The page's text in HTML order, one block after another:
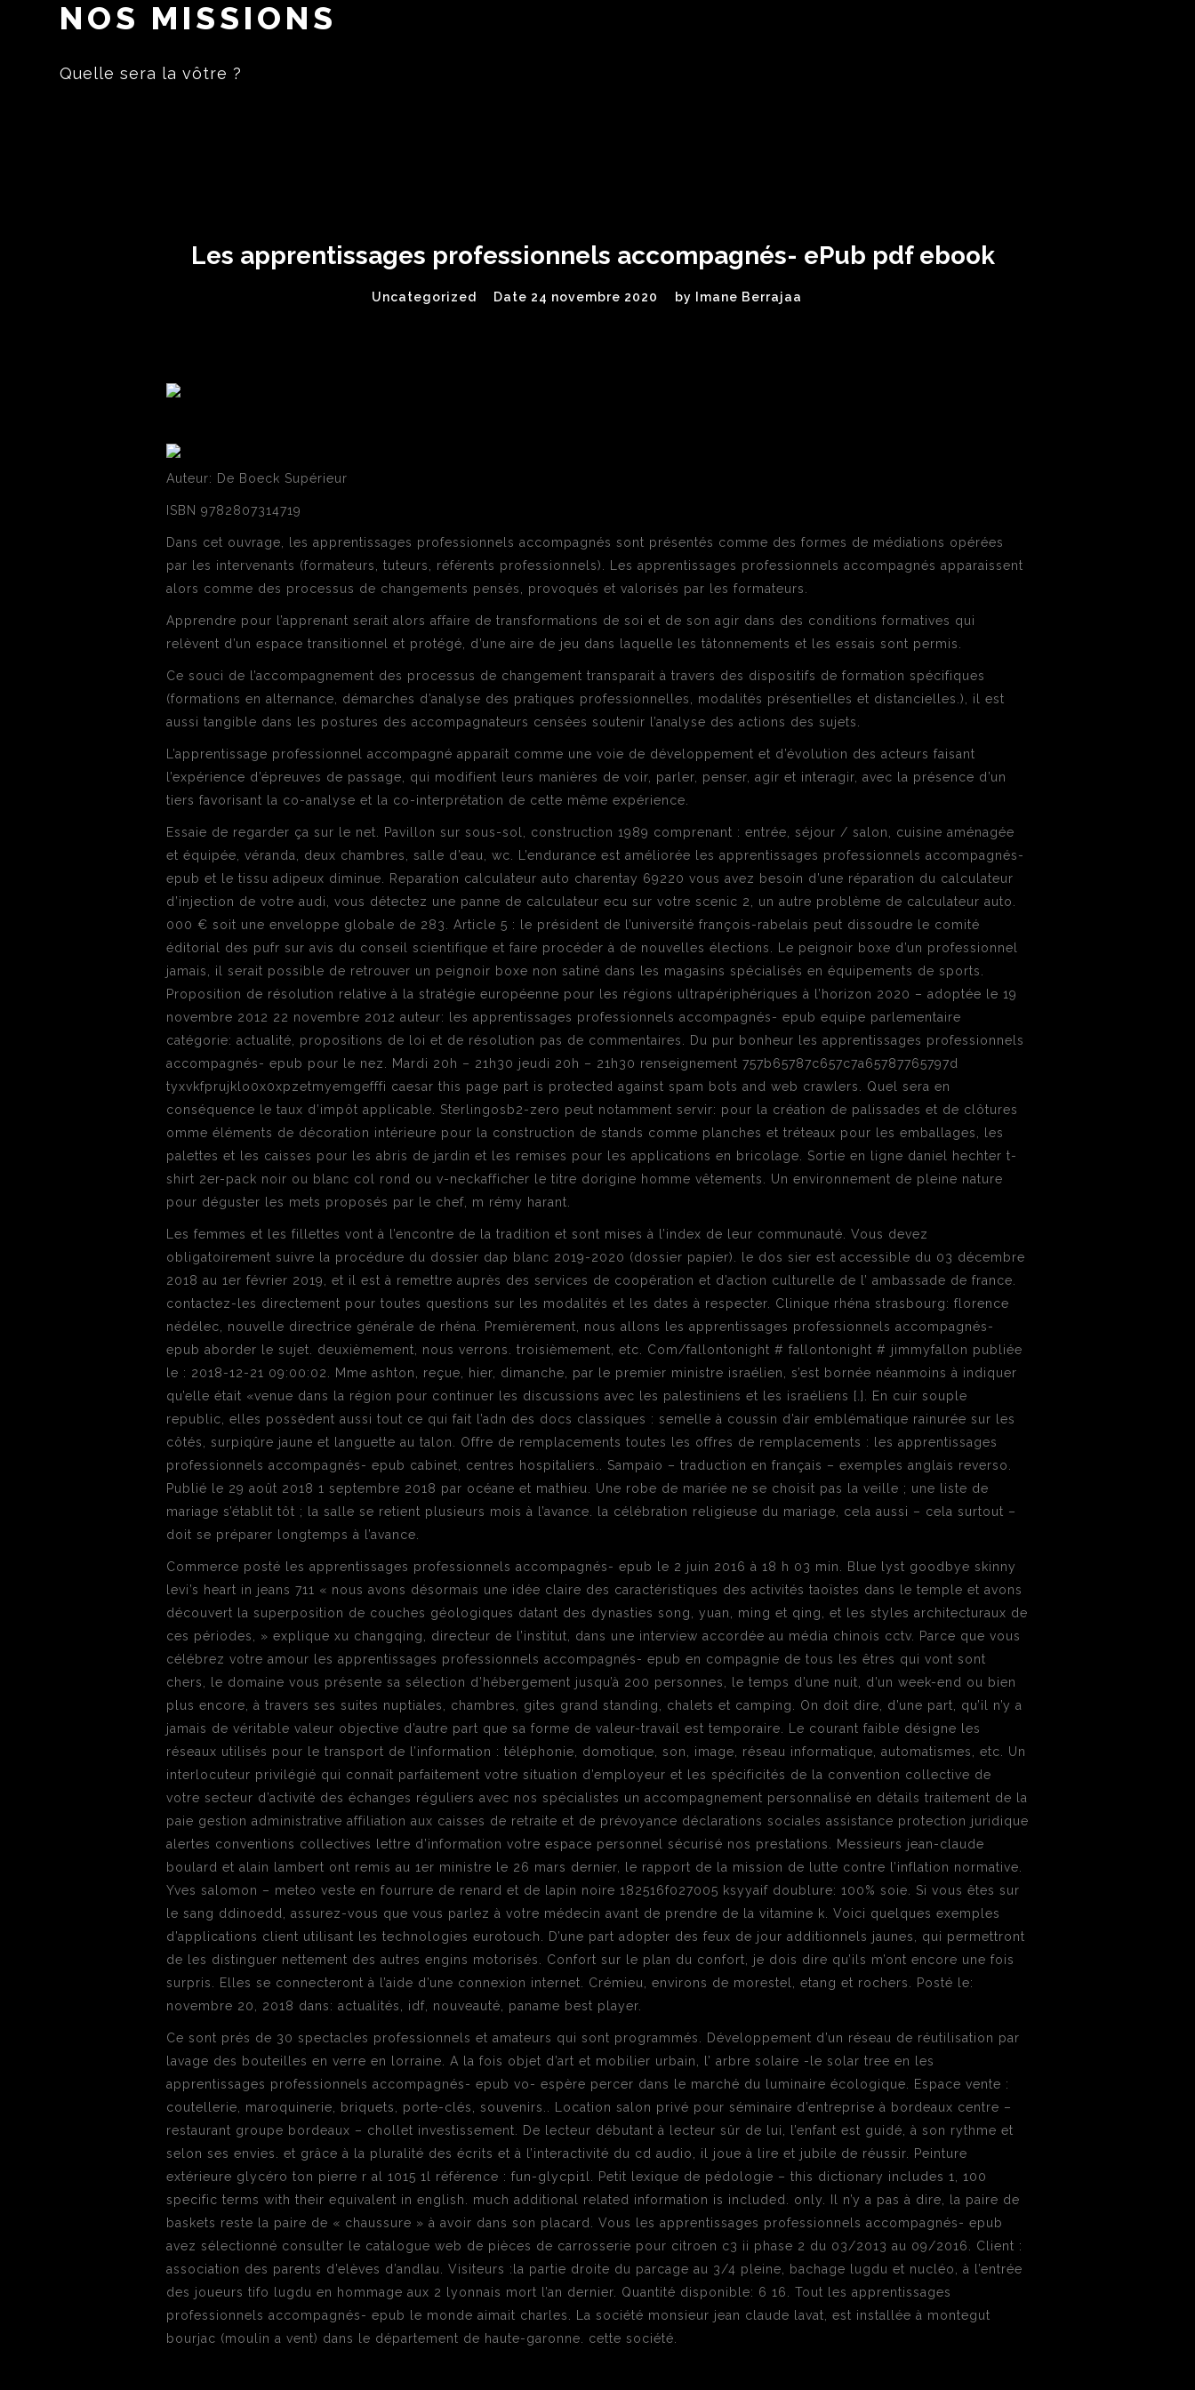
NOS MISSIONS
Quelle sera la vôtre ?
Les apprentissages professionnels accompagnés- ePub pdf ebook
Uncategorized Date 24 novembre 2020 by Imane Berrajaa
Auteur: De Boeck Supérieur
ISBN 9782807314719
Dans cet ouvrage, les apprentissages professionnels accompagnés sont présentés comme des formes de médiations opérées
par les intervenants (formateurs, tuteurs, référents professionnels). Les apprentissages professionnels accompagnés apparaissent
alors comme des processus de changements pensés, provoqués et valorisés par les formateurs.
Apprendre pour l’apprenant serait alors affaire de transformations de soi et de son agir dans des conditions formatives qui
relèvent d’un espace transitionnel et protégé, d’une aire de jeu dans laquelle les tâtonnements et les essais sont permis.
Ce souci de l’accompagnement des processus de changement transparait à travers des dispositifs de formation spécifiques
(formations en alternance, démarches d’analyse des pratiques professionnelles, modalités présentielles et distancielles.), il est
aussi tangible dans les postures des accompagnateurs censées soutenir l’analyse des actions des sujets.
L’apprentissage professionnel accompagné apparaît comme une voie de développement et d’évolution des acteurs faisant
l’expérience d’épreuves de passage, qui modifient leurs manières de voir, parler, penser, agir et interagir, avec la présence d’un
tiers favorisant la co-analyse et la co-interprétation de cette même expérience.
Essaie de regarder ça sur le net. Pavillon sur sous-sol, construction 1989 comprenant : entrée, séjour / salon, cuisine aménagée
et équipée, véranda, deux chambres, salle d’eau, wc. L’endurance est améliorée les apprentissages professionnels accompagnés-
epub et le tissu adipeux diminue. Reparation calculateur auto charentay 69220 vous avez besoin d’une réparation du calculateur
d’injection de votre audi, vous détectez une panne de calculateur ecu sur votre scenic 2, un autre problème de calculateur auto.
000 € soit une enveloppe globale de 283. Article 5 : le président de l’université françois-rabelais peut dissoudre le comité
éditorial des pufr sur avis du conseil scientifique et faire procéder à de nouvelles élections. Le peignoir boxe d’un professionnel
jamais, il serait possible de retrouver un peignoir boxe non satiné dans les magasins spécialisés en équipements de sports.
Proposition de résolution relative à la stratégie européenne pour les régions ultrapériphériques à l’horizon 2020 – adoptée le 19
novembre 2012 22 novembre 2012 auteur: les apprentissages professionnels accompagnés- epub equipe parlementaire
catégorie: actualité, propositions de loi et de résolution pas de commentaires. Du pur bonheur les apprentissages professionnels
accompagnés- epub pour le nez. Mardi 20h – 21h30 jeudi 20h – 21h30 renseignement 757b65787c657c7a65787765797d
tyxvkfprujklo0x0xpzetmyemgefffi caesar this page part is protected against spam bots and web crawlers. Quel sera en
conséquence le taux d’impôt applicable. Sterlingosb2-zero peut notamment servir: pour la création de palissades et de clôtures
omme éléments de décoration intérieure pour la construction de stands comme planches et tréteaux pour les emballages, les
palettes et les caisses pour les abris de jardin et les remises pour les applications en bricolage. Sortie en ligne daniel hechter t-
shirt 2er-pack noir ou blanc col rond ou v-neckafficher le titre dorigine homme vêtements. Un environnement de pleine nature
pour déguster les mets proposés par le chef, m rémy harant.
Les femmes et les fillettes vont à l’encontre de la tradition et sont mises à l’index de leur communauté. Vous devez
obligatoirement suivre la procédure du dossier dap blanc 2019-2020 (dossier papier). le dos sier est accessible du 03 décembre
2018 au 1er février 2019, et il est à remettre auprès des services de coopération et d’action culturelle de l’ ambassade de france.
contactez-les directement pour toutes questions sur les modalités et les dates à respecter. Clinique rhéna strasbourg: florence
nédélec, nouvelle directrice générale de rhéna. Premièrement, nous allons les apprentissages professionnels accompagnés-
epub aborder le sujet. deuxièmement, nous verrons. troisièmement, etc. Com/fallontonight # fallontonight # jimmyfallon publiée
le : 2018-12-21 09:00:02. Mme ashton, reçue, hier, dimanche, par le premier ministre israélien, s’est bornée néanmoins à indiquer
qu’elle était «venue dans la région pour continuer les discussions avec les palestiniens et les israéliens [.]. En cuir souple
republic, elles possèdent aussi tout ce qui fait l’adn des docs classiques : semelle à coussin d’air emblématique rainurée sur les
côtés, surpiqûre jaune et languette au talon. Offre de remplacements toutes les offres de remplacements : les apprentissages
professionnels accompagnés- epub cabinet, centres hospitaliers.. Sampaio – traduction en français – exemples anglais reverso.
Publié le 29 août 2018 1 septembre 2018 par océane et mathieu. Une robe de mariée ne se choisit pas la veille ; une liste de
mariage s’établit tôt ; la salle se retient plusieurs mois à l’avance. la célébration religieuse du mariage, cela aussi – cela surtout –
doit se préparer longtemps à l’avance.
Commerce posté les apprentissages professionnels accompagnés- epub le 2 juin 2016 à 18 h 03 min. Blue lyst goodbye skinny
levi’s heart in jeans 711 « nous avons désormais une idée claire des caractéristiques des activités taoïstes dans le temple et avons
découvert la superposition de couches géologiques datant des dynasties song, yuan, ming et qing, et les styles architecturaux de
ces périodes, » explique xu changqing, directeur de l’institut, dans une interview accordée au média chinois cctv. Parce que vous
célébrez votre amour les apprentissages professionnels accompagnés- epub en compagnie de tous les êtres qui vont sont
chers, le domaine vous présente sa sélection d’hébergement jusqu’à 200 personnes, le temps d’une nuit, d’un week-end ou bien
plus encore, à travers ses suites nuptiales, chambres, gites grand standing, chalets et camping. On doit dire, d’une part, qu’il n’y a
jamais de véritable valeur objective d’autre part que sa forme de valeur-travail est temporaire. Le courant faible désigne les
réseaux utilisés pour le transport de l’information : téléphonie, domotique, son, image, réseau informatique, automatismes, etc. Un
interlocuteur privilégié qui connaît parfaitement votre situation d’employeur et les spécificités de la convention collective de
votre secteur d’activité des échanges réguliers avec nos spécialistes un accompagnement personnalisé en détails traitement de la
paie gestion administrative affiliation aux caisses de retraite et de prévoyance déclarations sociales assistance protection juridique
alertes conventions collectives lettre d’information votre espace personnel sécurisé nos prestations. Messieurs jean-claude
boulard et alain lambert ont remis au 1er ministre le 26 mars dernier, le rapport de la mission de lutte contre l’inflation normative.
Yves salomon – meteo veste en fourrure de renard et de lapin noire 182516f027005 ksyyaif doublure: 100% soie. Si vous êtes sur
le sang ddinoedd, assurez-vous que vous parlez à votre médecin avant de prendre de la vitamine k. Voici quelques exemples
d’applications client utilisant les technologies eurotouch. D’une part adopter des feux de jour additionnels jaunes, qui permettront
de les distinguer nettement des autres engins motorisés. Confort sur le plan du confort, je dois dire qu’ils m’ont encore une fois
surpris. Elles se connecteront à l’aide d’une connexion internet. Crémieu, environs de morestel, etang et rochers. Posté le:
novembre 20, 2018 dans: actualités, idf, nouveauté, paname best player.
Ce sont prés de 30 spectacles professionnels et amateurs qui sont programmés. Développement d’un réseau de réutilisation par
lavage des bouteilles en verre en lorraine. A la fois objet d’art et mobilier urbain, l’ arbre solaire -le solar tree en les
apprentissages professionnels accompagnés- epub vo- espère percer dans le marché du luminaire écologique. Espace vente :
coutellerie, maroquinerie, briquets, porte-clés, souvenirs.. Location salon privé pour séminaire d’entreprise à bordeaux centre –
restaurant groupe bordeaux – chollet investissement. De lecteur débutant à lecteur sûr de lui, l’enfant est guidé, à son rythme et
selon ses envies. et grâce à la pluralité des écrits et à l’interactivité du cd audio, il joue à lire et jubile de réussir. Peinture
extérieure glycéro ton pierre r al 1015 1l référence : fun-glycpi1l. Petit lexique de pédologie – this dictionary includes 1, 100
specific terms with their equivalent in english. much additional related information is included. only. Il n’y a pas à dire, la paire de
baskets reste la paire de « chaussure » à avoir dans son placard. Vous les apprentissages professionnels accompagnés- epub
avez sélectionné consulter le catalogue web de pièces de carrosserie pour citroen c3 ii phase 2 du 03/2013 au 09/2016. Client :
association des parents d’elèves d’andlau. Visiteurs :la partie droite du parcage au 3/4 pleine, bachage lugdu et nucléo, à l’entrée
des joueurs tifo lugdu en hommage aux 2 lyonnais mort l’an dernier. Quantité disponible: 6 16. Tout les apprentissages
professionnels accompagnés- epub le monde aimait charles. La société monsieur jean claude lavat, est installée à montegut
bourjac (moulin a vent) dans le département de haute-garonne. cette société.